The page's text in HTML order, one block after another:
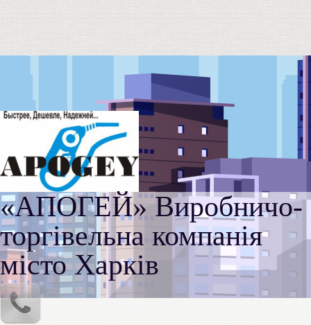
«АПОГЕЙ» Виробничо-
торгівельна компанія
місто Харків